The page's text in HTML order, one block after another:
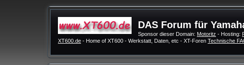
DAS Forum für
Sponsor dieser Domain: Motoritz - Hosting:
XT600.de - Home of XT600 - Werkstatt, Daten, etc - XT-Foren Technische